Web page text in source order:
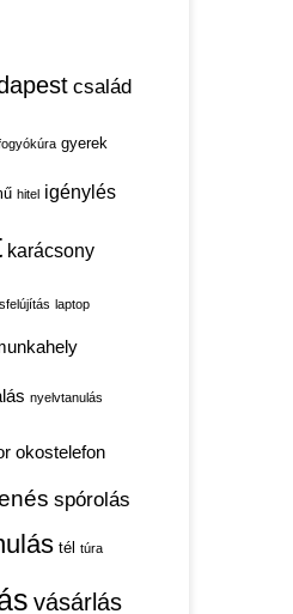
család
gyerek
hitel igénylés
karácsony
laptop
nyelvtanulás
okostelefon
spórolás
tél túra
vásárlás